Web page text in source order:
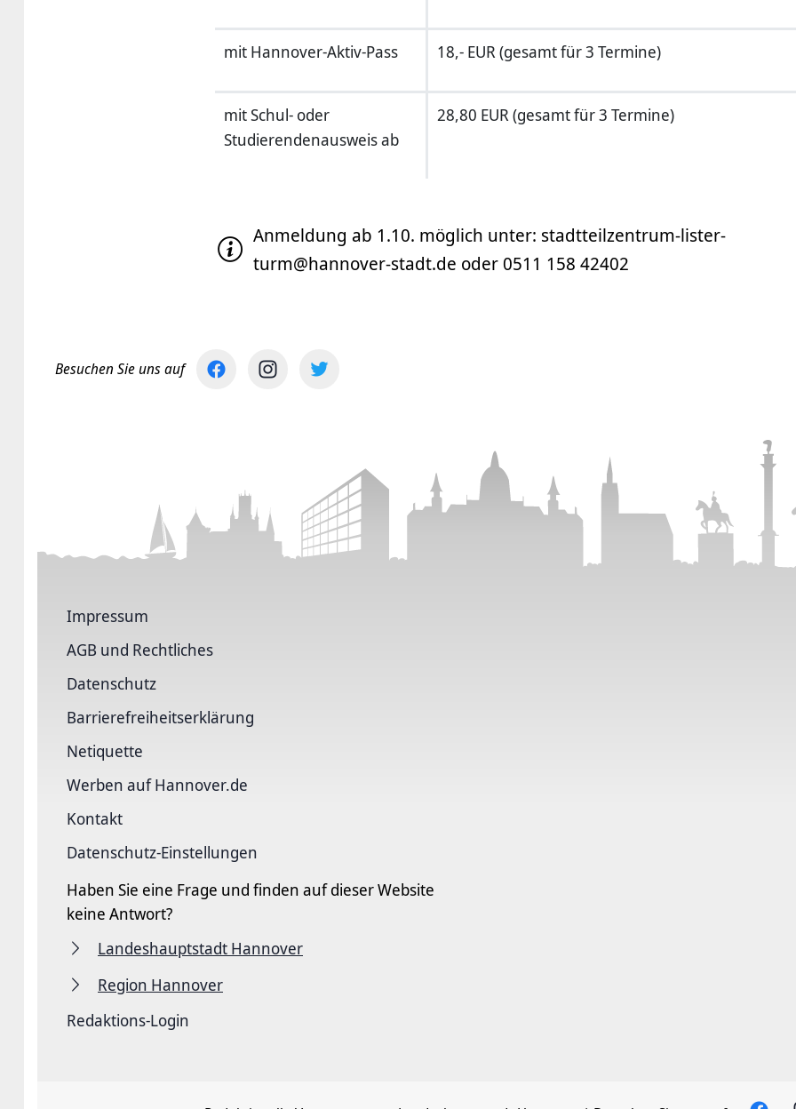
mit Hannover-Aktiv-Pass 18,- EUR (gesamt für 3 Termine)
mit Schul- oder
Studierendenausweis ab
28,80 EUR (gesamt für 3 Termine)
Anmeldung ab 1.10. möglich unter: stadtteilzentrum-lister-
turm@hannover-stadt.de oder 0511 158 42402
Besuchen Sie uns auf
Impressum
AGB und Rechtliches
Datenschutz
Barriere­freiheits­erklärung
Netiquette
Werben auf Hannover.de
Kontakt
Datenschutz-Einstellungen
Haben Sie eine Frage und finden auf dieser Website
keine Antwort?
Landeshauptstadt Hannover
Region Hannover
Redaktions-Login